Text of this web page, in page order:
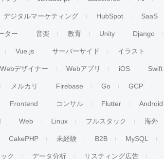
デジタルマーケティング HubSpot SaaS
ター 音楽 教育 Unity Django
Vue.js サーバーサイド イラスト
Webデザイナー Webアプリ iOS Swift
メルカリ Firebase Go GCP
Frontend コンサル Flutter Android
Web Linux フルスタック 海外
CakePHP 未経験 B2B MySQL
ク データ分析 リスティング広告